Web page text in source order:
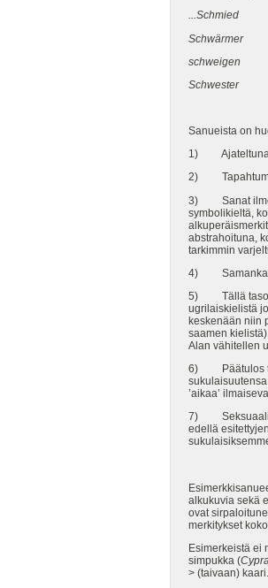
...Schmied =
Schwärmer=
schweigen =
Schwester=
Sanueista on
1) Ajateltuna
2)
3) Sanat
symbolikieltä,
abstrahoituna,
tarkimmin
4)
5) Tällä tasolla
ugrilaiskielistä
keskenään niin
saamen
Alan vähitellen
6) Päätulos
’aikaa’
7)
edellä
alkukuvia sekä
ovat
merkitykset
Esimerkeistä ei
simpukka (
> (taivaan) kaari...